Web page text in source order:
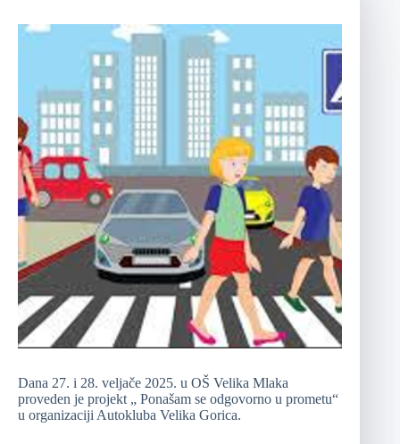
Dana 27. i 28. veljače 2025. u OŠ Velika Mlaka
proveden je projekt „ Ponašam se odgovorno u prometu“
u organizaciji Autokluba Velika Gorica.